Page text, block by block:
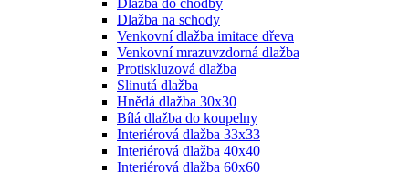
Dlažba do chodby
Dlažba na schody
Venkovní dlažba imitace dřeva
Venkovní mrazuvzdorná dlažba
Protiskluzová dlažba
Slinutá dlažba
Hnědá dlažba 30x30
Bílá dlažba do koupelny
Interiérová dlažba 33x33
Interiérová dlažba 40x40
Interiérová dlažba 60x60